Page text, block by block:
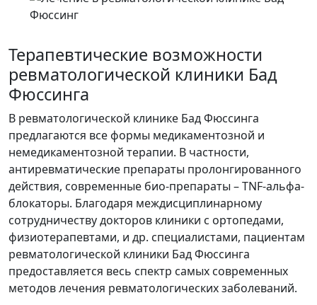
Терапевтические возможности
ревматологической клиники Бад
Фюссинга
В ревматологической клинике Бад Фюссинга
предлагаются все формы медикаментозной и
немедикаментозной терапии. В частности,
антиревматические препараты пролонгированного
действия, современные био-препараты – TNF-альфа-
блокаторы. Благодаря междисциплинарному
сотрудничеству докторов клиники с ортопедами,
физиотерапевтами, и др. специалистами, пациентам
ревматологической клиники Бад Фюссинга
предоставляется весь спектр самых современных
методов лечения ревматологических заболеваний.